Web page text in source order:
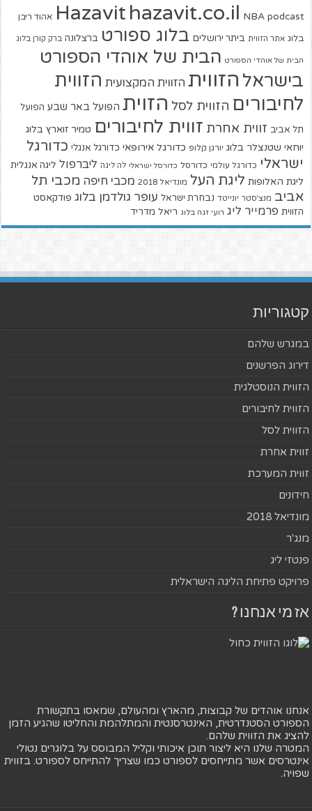
Hazavit hazavit.co.il NBA podcast אהוד ריבן
בלוג אתר הזווית ביתר ירושלים בלוג ספורט ברצלונה ברק קורן בלוג
הבית של אוהדי הספורט הבית של אוהדי הספורט
בישראל הזווית הזווית המקצועית הזווית
לחיבורים הזווית לסל הזוית הפועל באר שבע הפועל
תל אביב זווית אחרת זווית לחיבורים טמיר זוארץ בלוג
יוחאי שטנצלר בלוג יורגן קלופ כדורגל אירופאי כדורגל אנגלי כדורגל
ישראלי כדורגל עולמי כדורסל כדורסל ישראלי לה ליגה ליברפול ליגה אנגלית
ליגת האלופות ליגת העל מונדיאל 2018 מכבי חיפה מכבי תל
אביב מנצ'סטר יונייטד נבחרת ישראל עופר גולדמן בלוג פודקאסט
הזווית פרמייר ליג רועי זגה בלוג ריאל מדריד
קטגוריות
במגרש שלהם
דירוג הפרשנים
הזווית הנוסטלגית
הזווית לחיבורים
הזווית לסל
זווית אחרת
זווית המערכת
חידונים
מונדיאל 2018
מנג'ר
פנטזי ליג
פרויקט פתיחת הליגה הישראלית
אז מי אנחנו ?
אנחנו אוהדים של קבוצות, מהארץ ומהעולם, שמאסו בתקשורת
הספורט הסטנדרטית, האינטרסנטית והמתלהמת והחליטו שהגיע הזמן
להציג את הזווית שלהם.
המטרה שלנו היא ליצור תוכן איכותי וקליל המבוסס על בלוגרים נטולי
אינטרסים אשר מתייחסים לספורט כמו שצריך להתייחס לספורט. בזווית
שפויה.